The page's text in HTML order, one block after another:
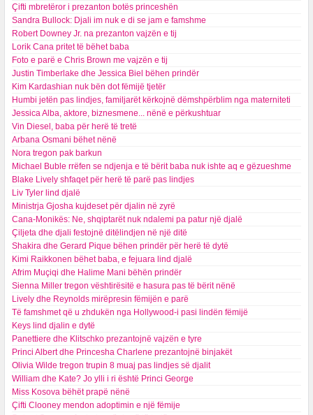
Çifti mbretëror i prezanton botës princeshën
Sandra Bullock: Djali im nuk e di se jam e famshme
Robert Downey Jr. na prezanton vajzën e tij
Lorik Cana pritet të bëhet baba
Foto e parë e Chris Brown me vajzën e tij
Justin Timberlake dhe Jessica Biel bëhen prindër
Kim Kardashian nuk bën dot fëmijë tjetër
Humbi jetën pas lindjes, familjarët kërkojnë dëmshpërblim nga materniteti
Jessica Alba, aktore, biznesmene... nënë e përkushtuar
Vin Diesel, baba për herë të tretë
Arbana Osmani bëhet nënë
Nora tregon pak barkun
Michael Buble rrëfen se ndjenja e të bërit baba nuk ishte aq e gëzueshme
Blake Lively shfaqet për herë të parë pas lindjes
Liv Tyler lind djalë
Ministrja Gjosha kujdeset për djalin në zyrë
Cana-Monikës: Ne, shqiptarët nuk ndalemi pa patur një djalë
Çiljeta dhe djali festojnë ditëlindjen në një ditë
Shakira dhe Gerard Pique bëhen prindër për herë të dytë
Kimi Raikkonen bëhet baba, e fejuara lind djalë
Afrim Muçiqi dhe Halime Mani bëhën prindër
Sienna Miller tregon vështirësitë e hasura pas të bërit nënë
Lively dhe Reynolds mirëpresin fëmijën e parë
Të famshmet që u zhdukën nga Hollywood-i pasi lindën fëmijë
Keys lind djalin e dytë
Panettiere dhe Klitschko prezantojnë vajzën e tyre
Princi Albert dhe Princesha Charlene prezantojnë binjakët
Olivia Wilde tregon trupin 8 muaj pas lindjes së djalit
William dhe Kate? Jo ylli i ri është Princi George
Miss Kosova bëhët prapë nënë
Çifti Clooney mendon adoptimin e një fëmije